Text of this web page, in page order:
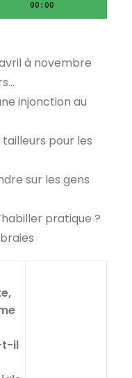
00:00
à novembre
injonction au
pour les
sur les gens
pratique ?
t-il